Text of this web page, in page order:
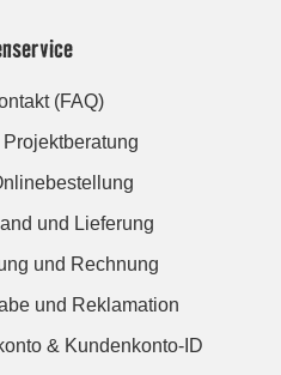
(FAQ)
und Lieferung
und Rechnung
und Reklamation
& Kundenkonto-ID